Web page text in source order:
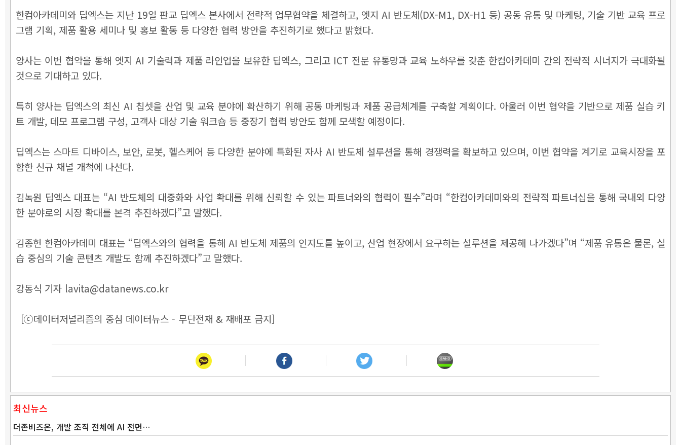
한컴아카데미와 딥엑스는 지난 19일 판교 딥엑스 본사에서 전략적 업무협약을 체결하고, 엣지 AI 반도체(DX-M1, DX-H1 등) 공동 유통 및 마케팅, 기술 기반 교육 프로
그램 기획, 제품 활용 세미나 및 홍보 활동 등 다양한 협력 방안을 추진하기로 했다고 밝혔다.
양사는 이번 협약을 통해 엣지 AI 기술력과 제품 라인업을 보유한 딥엑스, 그리고 ICT 전문 유통망과 교육 노하우를 갖춘 한컴아카데미 간의 전략적 시너지가 극대화될
것으로 기대하고 있다.
특히 양사는 딥엑스의 최신 AI 칩셋을 산업 및 교육 분야에 확산하기 위해 공동 마케팅과 제품 공급체계를 구축할 계획이다. 아울러 이번 협약을 기반으로 제품 실습 키
트 개발, 데모 프로그램 구성, 고객사 대상 기술 워크숍 등 중장기 협력 방안도 함께 모색할 예정이다.
딥엑스는 스마트 디바이스, 보안, 로봇, 헬스케어 등 다양한 분야에 특화된 자사 AI 반도체 설루션을 통해 경쟁력을 확보하고 있으며, 이번 협약을 계기로 교육시장을 포
함한 신규 채널 개척에 나선다.
김녹원 딥엑스 대표는 “AI 반도체의 대중화와 사업 확대를 위해 신뢰할 수 있는 파트너와의 협력이 필수”라며 “한컴아카데미와의 전략적 파트너십을 통해 국내외 다양
한 분야로의 시장 확대를 본격 추진하겠다”고 말했다.
김종헌 한컴아카데미 대표는 “딥엑스와의 협력을 통해 AI 반도체 제품의 인지도를 높이고, 산업 현장에서 요구하는 설루션을 제공해 나가겠다”며 “제품 유통은 물론, 실
습 중심의 기술 콘텐츠 개발도 함께 추진하겠다”고 말했다.
강동식 기자 lavita@datanews.co.kr
[ⓒ데이터저널리즘의 중심 데이터뉴스 - 무단전재 & 재배포 금지]
최신뉴스
더존비즈온, 개발 조직 전체에 AI 전면…